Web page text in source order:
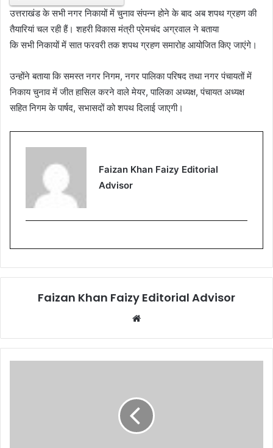
उत्तराखंड के सभी नगर निकायों में चुनाव संपन्न होने के बाद अब शपथ ग्रहण की
तैयारियां चल रही हैं। शहरी विकास मंत्री प्रेमचंद अग्रवाल ने बताया
कि सभी निकायों में सात फरवरी तक शपथ ग्रहण समारोह आयोजित किए जाएंगे।
उन्होंने बताया कि समस्त नगर निगम, नगर पालिका परिषद तथा नगर पंचायतों में
निकाय चुनाव में जीत हासिल करने वाले मेयर, पालिका अध्यक्ष, पंचायत अध्यक्ष
सहित निगम के पार्षद, सभासदों को शपथ दिलाई जाएगी।
Faizan Khan Faizy Editorial
Advisor
Faizan Khan Faizy Editorial Advisor
b
s
e